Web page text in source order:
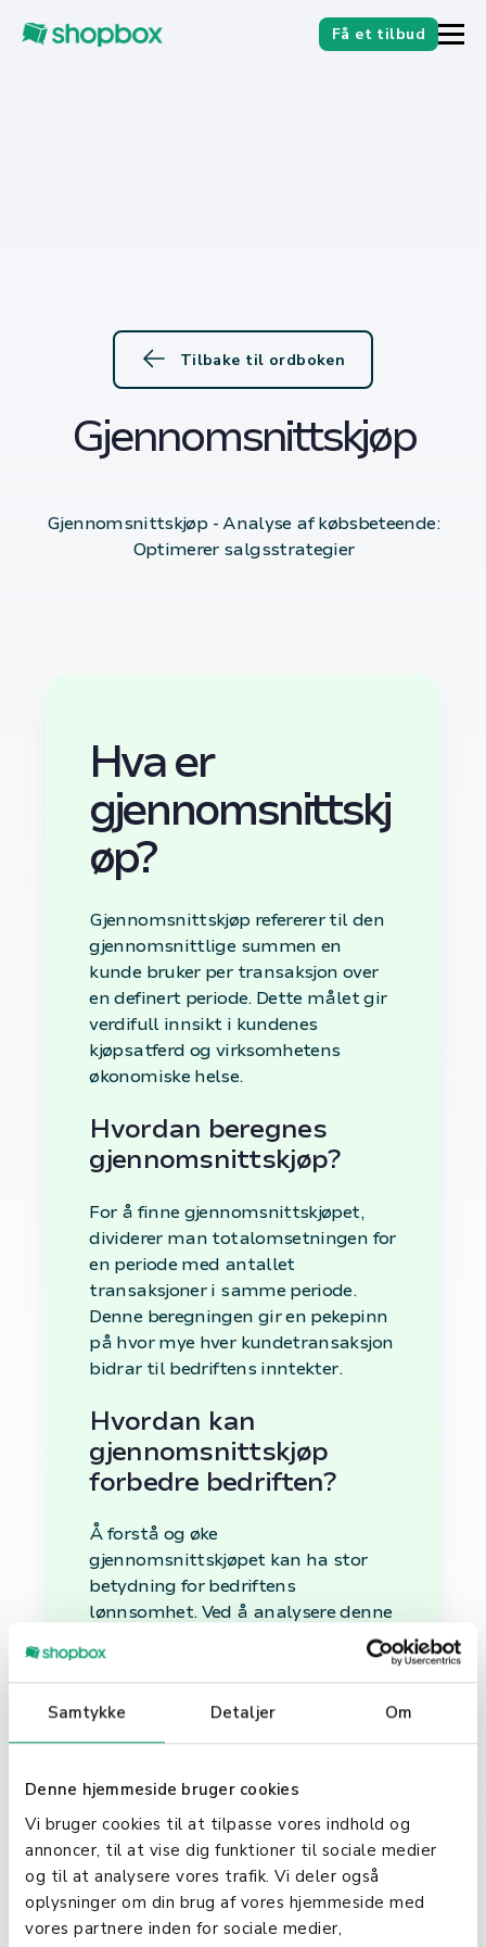
Samtykke Detaljer Om
Denne hjemmeside bruger cookies
Vi bruger cookies til at tilpasse vores indhold og
annoncer, til at vise dig funktioner til sociale medier
og til at analysere vores trafik. Vi deler også
oplysninger om din brug af vores hjemmeside med
vores partnere inden for sociale medier,
Få et tilbud
Tilbake til ordboken
Gjennomsnittskjøp
Gjennomsnittskjøp - Analyse af købsbeteende:
Optimerer salgsstrategier
Hva er
gjennomsnittskj
øp?
Gjennomsnittskjøp refererer til den
gjennomsnittlige summen en
kunde bruker per transaksjon over
en definert periode. Dette målet gir
verdifull innsikt i kundenes
kjøpsatferd og virksomhetens
økonomiske helse.
Hvordan beregnes
gjennomsnittskjøp?
For å finne gjennomsnittskjøpet,
dividerer man totalomsetningen for
en periode med antallet
transaksjoner i samme periode.
Denne beregningen gir en pekepinn
på hvor mye hver kundetransaksjon
bidrar til bedriftens inntekter.
Hvordan kan
gjennomsnittskjøp
forbedre bedriften?
Å forstå og øke
gjennomsnittskjøpet kan ha stor
betydning for bedriftens
lønnsomhet. Ved å analysere denne
identifisere trender, tilpasse
markedsføringsstrategier og
optimalisere produkttilbudet for å
stimulere større kjøp.
Strategier for å øke
gjennomsnittskjøpet
For å øke gjennomsnittskjøpet, kan
virksomheter implementere ulike
strategier, som for eksempel